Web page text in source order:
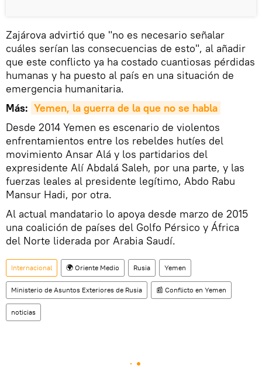
Zajárova advirtió que "no es necesario señalar
cuáles serían las consecuencias de esto", al añadir
que este conflicto ya ha costado cuantiosas pérdidas
humanas y ha puesto al país en una situación de
emergencia humanitaria.
Más: Yemen, la guerra de la que no se habla
Desde 2014 Yemen es escenario de violentos
enfrentamientos entre los rebeldes hutíes del
movimiento Ansar Alá y los partidarios del
expresidente Alí Abdalá Saleh, por una parte, y las
fuerzas leales al presidente legítimo, Abdo Rabu
Mansur Hadi, por otra.
Al actual mandatario lo apoya desde marzo de 2015
una coalición de países del Golfo Pérsico y África
del Norte liderada por Arabia Saudí.
Internacional 🌍 Oriente Medio Rusia Yemen
Ministerio de Asuntos Exteriores de Rusia 📰 Conflicto en Yemen
noticias